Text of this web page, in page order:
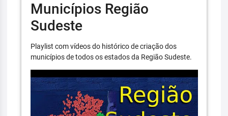
Municípios Região
Sudeste
Playlist com vídeos do histórico de criação dos
municípios de todos os estados da Região Sudeste.